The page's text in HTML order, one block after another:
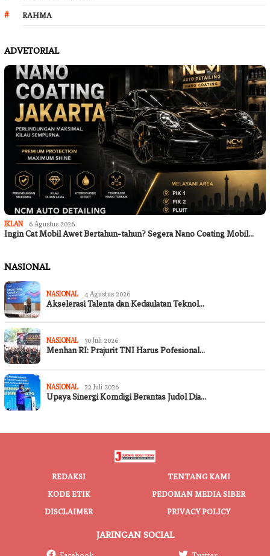
RAHMA
ADVETORIAL
IKLAN 6 Agustus 2026
Ingin Cat Mobil Awet Bertahun-tahun? Segera Nano Coating Mobil…
NASIONAL
NASIONAL 4 Agustus 2026
Akselerasi Talenta dan Kedaulatan Teknol…
NASIONAL 30 Juli 2026
Menhan RI: Prajurit TNI Harus Pofesional…
NASIONAL 22 Juli 2026
Upaya Sinergi Komdigi Berantas Judol Dia…
REDAKSI
TENTANG KAMI
KODE ETIK
PEDOMAN MEDIA SIBER
DISCLAIMER
PRIVACY POLICY
JARINGAN SOCIAL